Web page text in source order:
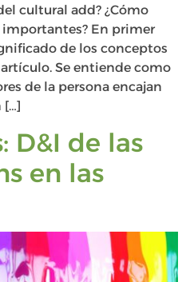
cultural add? ¿Cómo
En primer
de los conceptos
Se entiende como
de la persona encajan
[…]
D&I de las
en las